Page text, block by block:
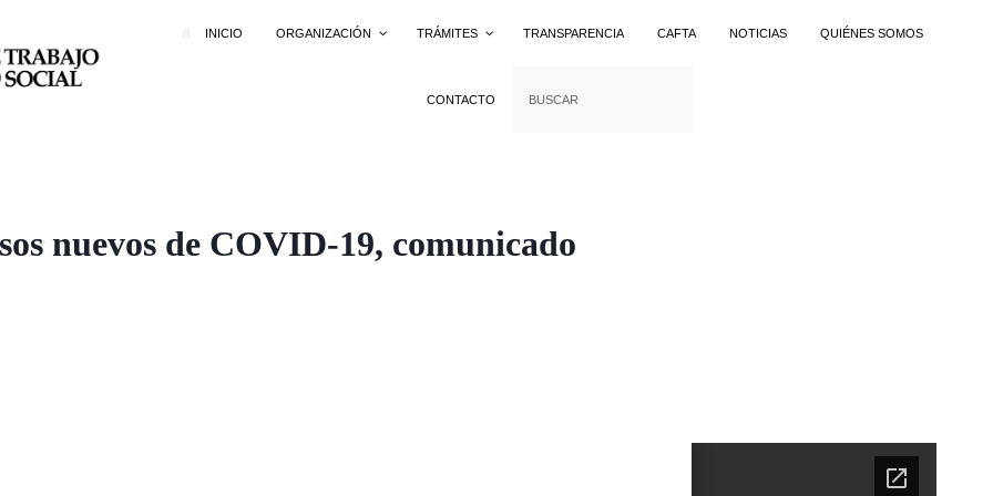
INICIO ORGANIZACIÓN TRÁMITES TRANSPARENCIA CAFTA NOTICIAS QUIÉNES SOMOS
CONTACTO
nuevos de COVID-19, comunicado